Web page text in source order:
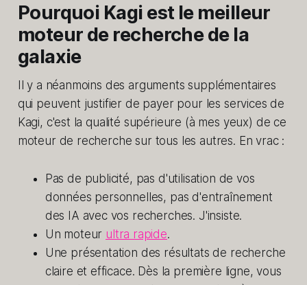
Pourquoi Kagi est le meilleur
moteur de recherche de la
galaxie
Il y a néanmoins des arguments supplémentaires
qui peuvent justifier de payer pour les services de
Kagi, c'est la qualité supérieure (à mes yeux) de ce
moteur de recherche sur tous les autres. En vrac :
Pas de publicité, pas d'utilisation de vos
données personnelles, pas d'entraînement
des IA avec vos recherches. J'insiste.
Un moteur ultra rapide.
Une présentation des résultats de recherche
claire et efficace. Dès la première ligne, vous